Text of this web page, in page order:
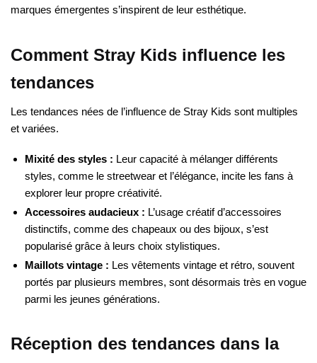
marques émergentes s’inspirent de leur esthétique.
Comment Stray Kids influence les
tendances
Les tendances nées de l’influence de Stray Kids sont multiples
et variées.
Mixité des styles : Leur capacité à mélanger différents
styles, comme le streetwear et l’élégance, incite les fans à
explorer leur propre créativité.
Accessoires audacieux : L’usage créatif d’accessoires
distinctifs, comme des chapeaux ou des bijoux, s’est
popularisé grâce à leurs choix stylistiques.
Maillots vintage : Les vêtements vintage et rétro, souvent
portés par plusieurs membres, sont désormais très en vogue
parmi les jeunes générations.
Réception des tendances dans la